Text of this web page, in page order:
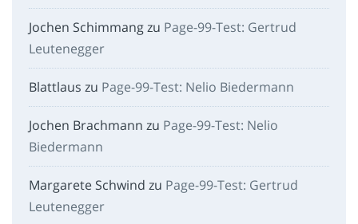
Jochen Schimmangzu Page-99-Test: Gertrud
Leutenegger
Blattlaus zu Page-99-Test: Nelio Biedermann
Jochen Brachmann zu Page-99-Test: Nelio
Biedermann
Margarete Schwind zu Page-99-Test: Gertrud
Leutenegger